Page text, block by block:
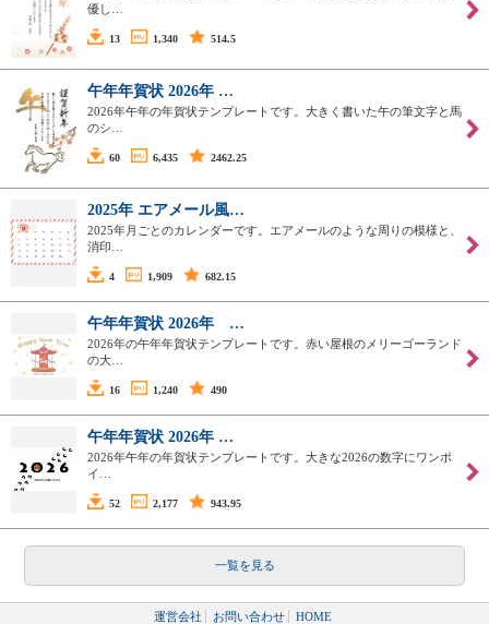
優し…
13 1,340 514.5
午年年賀状 2026年 …
2026年午年の年賀状テンプレートです。大きく書いた午の筆文字と馬
のシ…
60 6,435 2462.25
2025年 エアメール風…
2025年月ごとのカレンダーです。エアメールのような周りの模様と、
消印…
4 1,909 682.15
午年年賀状 2026年 …
2026年の午年年賀状テンプレートです。赤い屋根のメリーゴーランド
の大…
16 1,240 490
午年年賀状 2026年 …
2026年午年の年賀状テンプレートです。大きな2026の数字にワンポ
イ…
52 2,177 943.95
一覧を見る
運営会社 お問い合わせ HOME